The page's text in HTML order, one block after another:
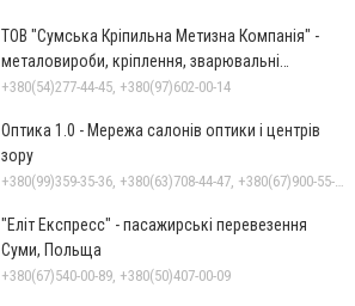
ТОВ "Сумська Кріпильна Метизна Компанія" -
металовироби, кріплення, зварювальні
електроди у м.Суми
+380(54)277-44-45, +380(97)602-00-14
Оптика 1.0 - Мережа салонів оптики і центрів
зору
"Еліт Експресс" - пасажирські перевезення
Суми, Польща
+380(67)540-00-89, +380(50)407-00-09